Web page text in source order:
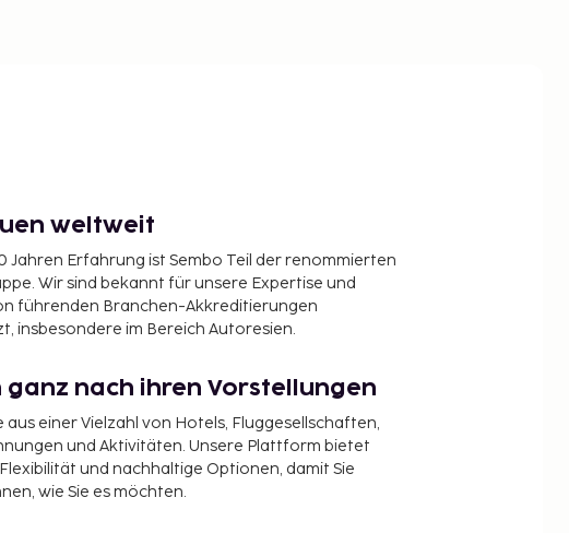
weltweit
Jahren Erfahrung ist Sembo Teil der renommierten
Wir sind bekannt für unsere Expertise und
führenden Branchen-Akkreditierungen
insbesondere im Bereich Autoresien.
ganz nach ihren Vorstellungen
aus einer Vielzahl von Hotels, Fluggesellschaften,
und Aktivitäten. Unsere Plattform bietet
und nachhaltige Optionen, damit Sie
wie Sie es möchten.